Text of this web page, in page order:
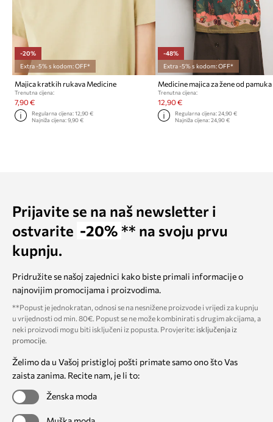
-20%
Extra -5% s kodom: OFF*
Majica kratkih rukava Medicine
Trenutna cijena:
7,90 €
Regularna cijena:12,90 €
Najniža cijena:9,90 €
-48%
Extra -5% s kodom: OFF*
Trenutna cijena:
12,90 €
Regularna cijena: 24,90 €
Najniža cijena: 24,90 €
Prijavite se na naš newsletter i
ostvarite -20% ** na svoju prvu
kupnju.
Pridružite se našoj zajednici kako biste primali informacije o
najnovijim promocijama i proizvodima.
**Popust je jednokratan, odnosi se na nesnižene proizvode i vrijedi za kupnju
u vrijednosti od min. 80€. Popust se ne može kombinirati s drugim akcijama, a
neki proizvodi mogu biti isključeni iz popusta. Provjerite: isključenja iz
promocije.
Želimo da u Vašoj pristigloj pošti primate samo ono što Vas
zaista zanima. Recite nam, je li to:
Ženska moda